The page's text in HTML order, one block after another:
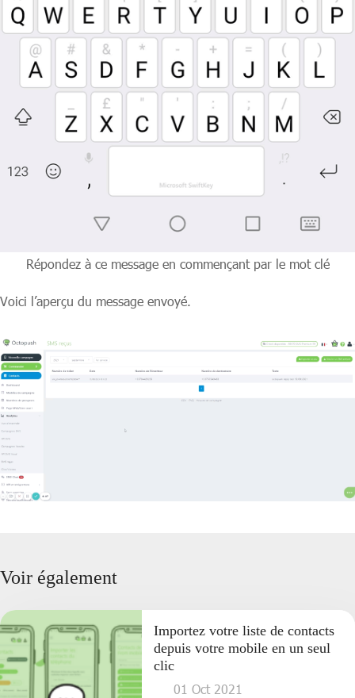
Répondez à ce message en commençant par le mot clé
Voici l’aperçu du message envoyé.
Voir également
Importez votre liste de contacts
depuis votre mobile en un seul
clic
01 Oct 2021